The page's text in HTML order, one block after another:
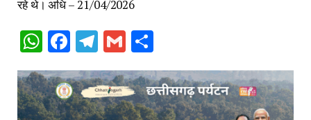
रहे थे। अधि – 21/04/2026
WhatsApp
Facebook
Telegram
Gmail